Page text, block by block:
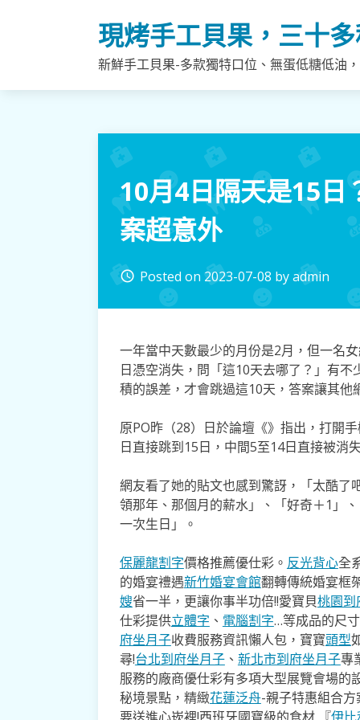
現烤手工貝果，三十
新鮮手工貝果-多款獨特口位、無蛋低糖低油
10月4日隔天是15日
案超意外
access_time Posted on2023-07-08 byadmin
一年當中天數最少的月份是2月，但一名
日憑空消失，問「這10天去哪了？」有
積的誤差，才會跳過這10天，答案讓其他
原PO昨（28）日於論壇《》指出，打開
日直接跳到15日，中間5至14日直接被消
網友看了她的貼文也感到驚訝，「太酷了
領那年、那個月的薪水」、「好奇＋1」
一次生日」。
保麗龍割字價格推薦優仕彩。 反光背心全
的婚宴禮遇新竹婚宴會館翻轉傳統婚宴框
嫂省一半，更讓你事半功倍!!愛寶貝桃園到
仕彩提供立體字 、 電腦割字…等成品的尺
府坐月子收費服務資訊懶人包，寶寶頭型
尋!台北到府坐月子、 新北市到府坐月子專
服務的廠商優仕彩有多項大型展覽會場的
秘境景點，精緻花蓮泛舟-親子特惠組合
要送進心崁裡!西班牙國寶級的食材 『伊